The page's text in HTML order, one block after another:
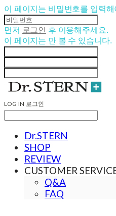
이 페이지는 비밀번호를 입력
먼저 로그인
후 이용해주세요.
이 페이지는 만 볼 수 있습니다.
LOG IN 로그인
Dr.STERN
SHOP
REVIEW
CUSTOMER
Q&A
FAQ